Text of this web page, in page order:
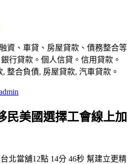
資、車貸、房屋貸款、債務整合等
行貸款。個人信貸。信用貸款。
整合負債, 房屋貸款, 汽車貸款。
民美國選擇工會線上加
北當舖12點 14分 46秒 幫建立更精